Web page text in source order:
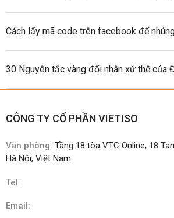
Cách lấy mã code trên facebook để
30 Nguyên tắc vàng đối nhân xử thế của
CÔNG TY CỔ PHẦN VIETISO
Văn phòng: Tầng 18 tòa VTC Online, 18
Hà Nội, Việt Nam
Tel:
Email: